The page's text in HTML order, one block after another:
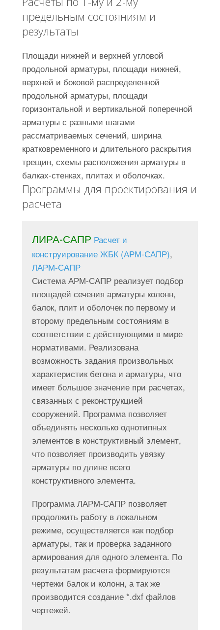
предельным состояниям и
результаты
Площади нижней и верхней угловой
продольной арматуры, площади нижней,
верхней и боковой распределенной
продольной арматуры, площади
горизонтальной и вертикальной поперечной
арматуры с разными шагами
рассматриваемых сечений, ширина
кратковременного и длительного раскрытия
трещин, схемы расположения арматуры в
балках-стенках, плитах и оболочках.
Программы для проектирования и
расчета
ЛИРА-САПР Расчет и
конструирование ЖБК (АРМ-САПР),
ЛАРМ-САПР
Система АРМ-САПР реализует подбор
площадей сечения арматуры колонн,
балок, плит и оболочек по первому и
второму предельным состояниям в
соответствии с действующими в мире
нормативами. Реализована
возможность задания произвольных
характеристик бетона и арматуры, что
имеет большое значение при расчетах,
связанных с реконструкцией
сооружений. Программа позволяет
объединять несколько однотипных
элементов в конструктивный элемент,
что позволяет производить увязку
арматуры по длине всего
конструктивного элемента.
Программа ЛАРМ-САПР позволяет
продолжить работу в локальном
режиме, осуществляется как подбор
арматуры, так и проверка заданного
армирования для одного элемента. По
результатам расчета формируются
чертежи балок и колонн, а так же
производится создание *.dxf файлов
чертежей.